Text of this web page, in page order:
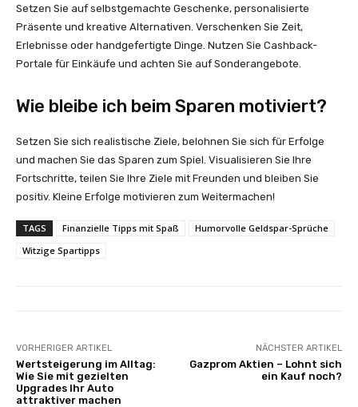
Setzen Sie auf selbstgemachte Geschenke, personalisierte
Präsente und kreative Alternativen. Verschenken Sie Zeit,
Erlebnisse oder handgefertigte Dinge. Nutzen Sie Cashback-
Portale für Einkäufe und achten Sie auf Sonderangebote.
Wie bleibe ich beim Sparen motiviert?
Setzen Sie sich realistische Ziele, belohnen Sie sich für Erfolge
und machen Sie das Sparen zum Spiel. Visualisieren Sie Ihre
Fortschritte, teilen Sie Ihre Ziele mit Freunden und bleiben Sie
positiv. Kleine Erfolge motivieren zum Weitermachen!
TAGS Finanzielle Tipps mit Spaß
Humorvolle Geldspar-Sprüche
Witzige Spartipps
VORHERIGER ARTIKEL
Wertsteigerung im Alltag:
Wie Sie mit gezielten
Upgrades Ihr Auto
attraktiver machen
NÄCHSTER ARTIKEL
Gazprom Aktien – Lohnt sich
ein Kauf noch?